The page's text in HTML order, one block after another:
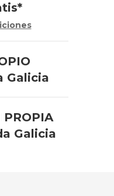
Galicia
PROPIA
Galicia